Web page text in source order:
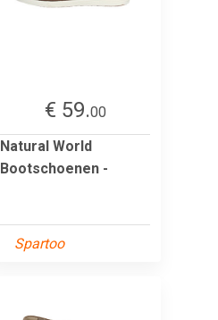
€ 59.00
Natural World
Bootschoenen -
Spartoo